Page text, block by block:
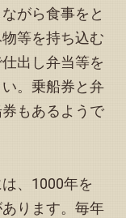
ーに変更が生じ
｣お知らせペ
がら食事をと
等を持ち込む
出し弁当等を
。乗船券と弁
もあるようで
、1000年を
ります。毎年